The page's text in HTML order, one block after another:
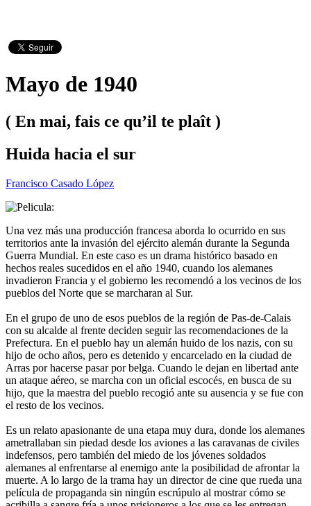
Mayo de 1940
( En mai, fais ce qu’il te plaît )
Huida hacia el sur
Francisco Casado López
Una vez más una producción francesa aborda lo ocurrido en sus
territorios ante la invasión del ejército alemán durante la Segunda
Guerra Mundial. En este caso es un drama histórico basado en
hechos reales sucedidos en el año 1940, cuando los alemanes
invadieron Francia y el gobierno les recomendó a los vecinos de los
pueblos del Norte que se marcharan al Sur.
En el grupo de uno de esos pueblos de la región de Pas-de-Calais
con su alcalde al frente deciden seguir las recomendaciones de la
Prefectura. En el pueblo hay un alemán huido de los nazis, con su
hijo de ocho años, pero es detenido y encarcelado en la ciudad de
Arras por hacerse pasar por belga. Cuando le dejan en libertad ante
un ataque aéreo, se marcha con un oficial escocés, en busca de su
hijo, que la maestra del pueblo recogió ante su ausencia y se fue con
el resto de los vecinos.
Es un relato apasionante de una etapa muy dura, donde los alemanes
ametrallaban sin piedad desde los aviones a las caravanas de civiles
indefensos, pero también del miedo de los jóvenes soldados
alemanes al enfrentarse al enemigo ante la posibilidad de afrontar la
muerte. A lo largo de la trama hay un director de cine que rueda una
película de propaganda sin ningún escrúpulo al mostrar cómo se